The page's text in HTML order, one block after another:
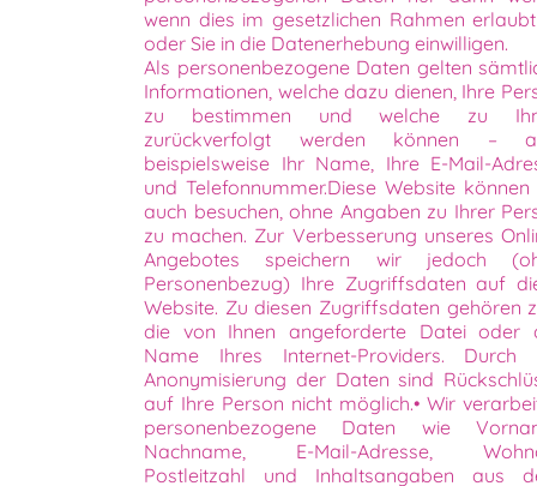
wenn dies im gesetzlichen Rahmen
oder Sie in die Datenerhebung einwilligen.
Als personenbezogene Daten gelten
Informationen, welche dazu dienen, Ihre
zu bestimmen und welche zu
zurückverfolgt werden können –
beispielsweise Ihr Name, Ihre E-Mail-
und Telefonnummer.Diese Website können
auch besuchen, ohne Angaben zu Ihrer
zu machen. Zur Verbesserung unseres
Angebotes speichern wir jedoch
Personenbezug) Ihre Zugriffsdaten auf
Website. Zu diesen Zugriffsdaten gehören
die von Ihnen angeforderte Datei oder
Name Ihres Internet-Providers. Durch
Anonymisierung der Daten sind
auf Ihre Person nicht möglich.• Wir
personenbezogene Daten wie
Nachname, E-Mail-Adresse,
Postleitzahl und Inhaltsangaben aus